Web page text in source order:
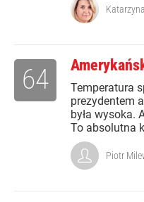
Temperatura
prezydentem
była wysoka.
To absolutna
64
Piotr